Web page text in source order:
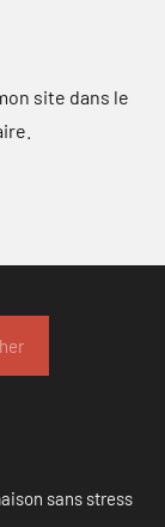
site dans le
sans stress